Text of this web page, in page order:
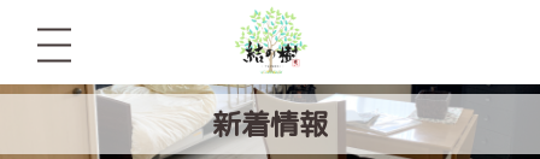
新着情報